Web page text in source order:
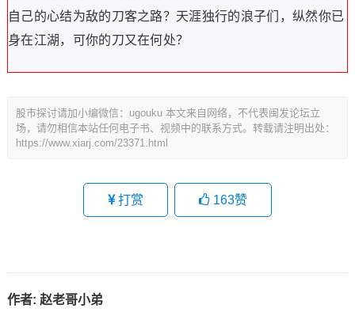
自己的心结为敌的刀客之路？ 天涯独行的浪子们 ，纵然你已
身在江湖 ， 可你的刀又在何处？
股市探讨请加小编微信：ugouku 本文来自网络，不代表闽发论坛立
场，请勿相信本站任何电子书、视频中的联系方式。转载请注明出处：
https://www.xiarj.com/23371.html
打赏 163赞
作者: 赵老哥小弟